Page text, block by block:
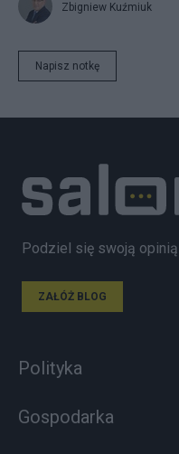
Zbigniew Kuźmiuk
Napisz notkę
Podziel się swoją opinią
ZAŁÓŻ BLOG
Polityka
Gospodarka